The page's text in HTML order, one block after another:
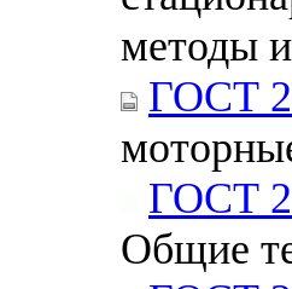
методы
ГОСТ
ГОСТ
Общие